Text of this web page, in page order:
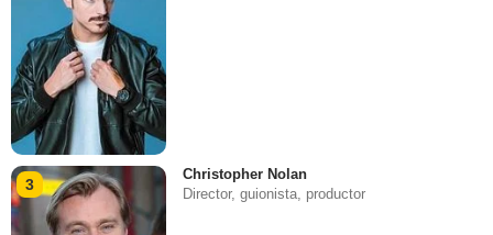
3
Christopher Nolan
Director, guionista, productor